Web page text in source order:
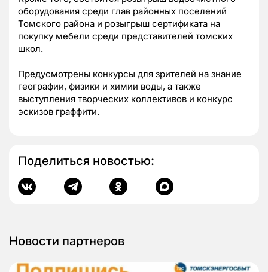
оборудования среди глав районных поселений
Томского района и розыгрыш сертификата на
покупку мебели среди представителей томских
школ.
Предусмотрены конкурсы для зрителей на знание
географии, физики и химии воды, а также
выступления творческих коллективов и конкурс
эскизов граффити.
Поделиться новостью:
Новости партнеров